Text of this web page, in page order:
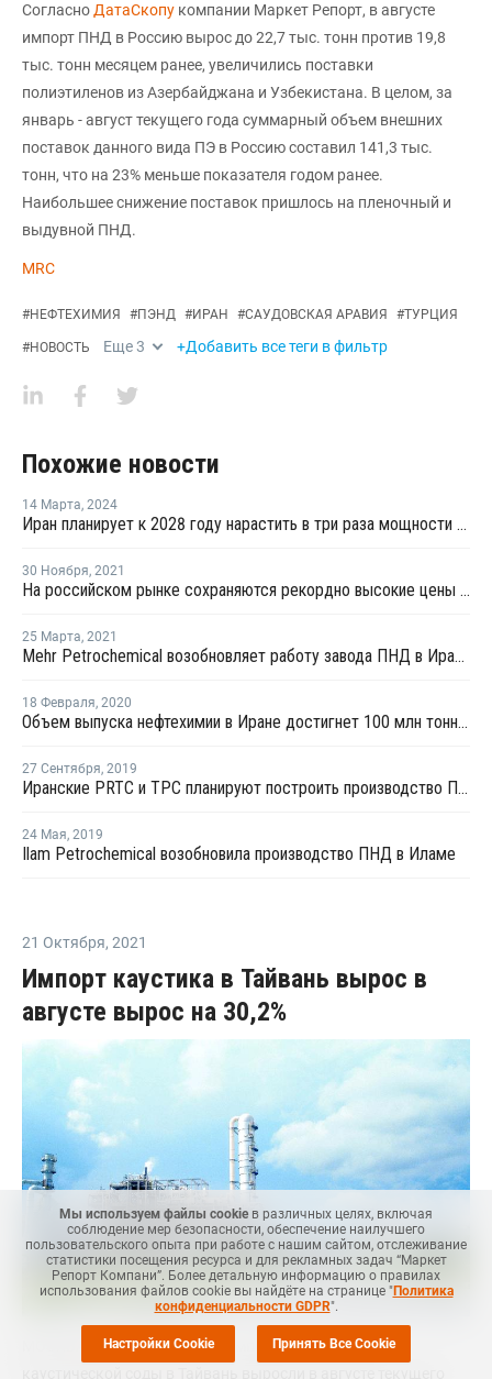
СогласноДатаСкопу компании Маркет Репорт, в августе
импорт ПНД в Россию вырос до 22,7 тыс. тонн против 19,8
тыс. тонн месяцем ранее, увеличились поставки
полиэтиленов из Азербайджана и Узбекистана. В целом, за
январь - август текущего года суммарный объем внешних
поставок данного вида ПЭ в Россию составил 141,3 тыс.
тонн, что на 23% меньше показателя годом ранее.
Наибольшее снижение поставок пришлось на пленочный и
выдувной ПНД.
MRC
#НЕФТЕХИМИЯ #ПЭНД #ИРАН #САУДОВСКАЯ АРАВИЯ #ТУРЦИЯ
#НОВОСТЬ Еще3 +Добавить все теги в фильтр
Похожие новости
14 Марта, 2024
Иран планирует к 2028 году нарастить в три раза мощности по выпуску ПЭ
30 Ноября, 2021
На российском рынке сохраняются рекордно высокие цены ПНД
25 Марта, 2021
Mehr Petrochemical возобновляет работу завода ПНД в Иране после неожиданной остановки
18 Февраля, 2020
Объем выпуска нефтехимии в Иране достигнет 100 млн тонн к концу 2021 года
27 Сентября, 2019
Иранские PRTC и TPC планируют построить производство ПНД
24 Мая, 2019
Ilam Petrochemical возобновила производство ПНД в Иламе
21 Октября, 2021
Импорт каустика в Тайвань вырос в
августе вырос на 30,2%
Маркет Репорт) -- Импортные поставки
Мы используем файлы cookieв различных целях, включая
соблюдение мер безопасности, обеспечение наилучшего
пользовательского опыта при работе с нашим сайтом, отслеживание
статистики посещения ресурса и для рекламных задач “Маркет
Репорт Компани”. Более детальную информацию о правилах
использования файлов cookie вы найдёте на странице "Политика
конфиденциальности GDPR".
Настройки Cookie Принять Все Cookie